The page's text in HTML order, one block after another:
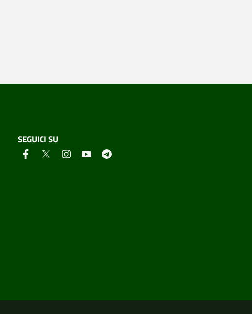
SEGUICI SU